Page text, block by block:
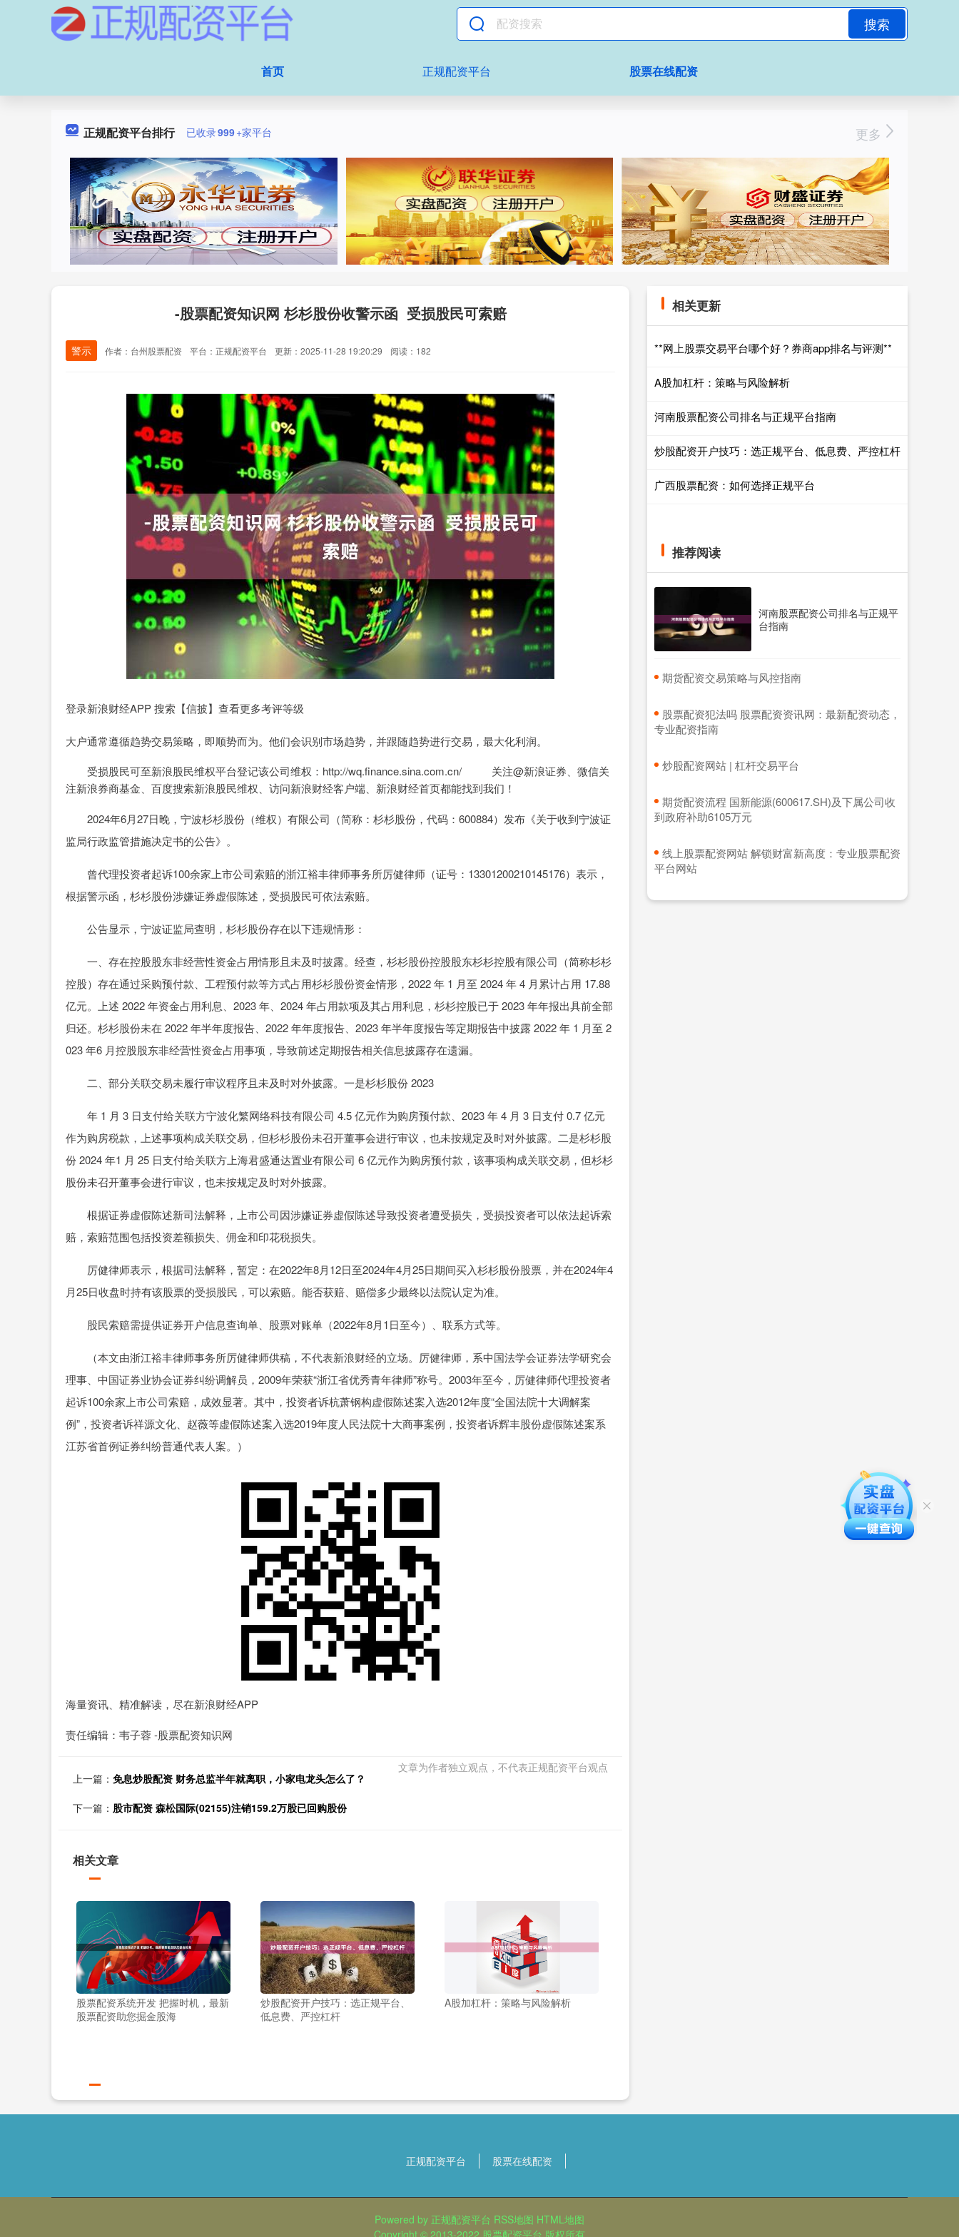
搜索
首页 正规配资平台 股票在线配资
正规配资平台排行 已收录999+家平台 更多
-股票配资知识网 杉杉股份收警示函 受损股民可索赔
警示 作者：台州股票配资 平台：正规配资平台 更新：2025-11-28 19:20:29 阅读：182
登录新浪财经APP 搜索【信披】查看更多考评等级
大户通常遵循趋势交易策略，即顺势而为。他们会识别市场趋势，并跟随趋势进行交易，最大化利润。
受损股民可至新浪股民维权平台登记该公司维权：http://wq.finance.sina.com.cn/ 关注@新浪证券、微信关
注新浪券商基金、百度搜索新浪股民维权、访问新浪财经客户端、新浪财经首页都能找到我们！
2024年6月27日晚，宁波杉杉股份（维权）有限公司（简称：杉杉股份，代码：600884）发布《关于收到宁波证
监局行政监管措施决定书的公告》。
曾代理投资者起诉100余家上市公司索赔的浙江裕丰律师事务所厉健律师（证号：13301200210145176）表示，
根据警示函，杉杉股份涉嫌证券虚假陈述，受损股民可依法索赔。
公告显示，宁波证监局查明，杉杉股份存在以下违规情形：
一、存在控股股东非经营性资金占用情形且未及时披露。经查，杉杉股份控股股东杉杉控股有限公司（简称杉杉
控股）存在通过采购预付款、工程预付款等方式占用杉杉股份资金情形，2022 年 1 月至 2024 年 4 月累计占用 17.88
亿元。上述 2022 年资金占用利息、2023 年、2024 年占用款项及其占用利息，杉杉控股已于 2023 年年报出具前全部
归还。杉杉股份未在 2022 年半年度报告、2022 年年度报告、2023 年半年度报告等定期报告中披露 2022 年 1 月至 2
023 年6 月控股股东非经营性资金占用事项，导致前述定期报告相关信息披露存在遗漏。
二、部分关联交易未履行审议程序且未及时对外披露。一是杉杉股份 2023
年 1 月 3 日支付给关联方宁波化繁网络科技有限公司 4.5 亿元作为购房预付款、2023 年 4 月 3 日支付 0.7 亿元
作为购房税款，上述事项构成关联交易，但杉杉股份未召开董事会进行审议，也未按规定及时对外披露。二是杉杉股
份 2024 年1 月 25 日支付给关联方上海君盛通达置业有限公司 6 亿元作为购房预付款，该事项构成关联交易，但杉杉
股份未召开董事会进行审议，也未按规定及时对外披露。
根据证券虚假陈述新司法解释，上市公司因涉嫌证券虚假陈述导致投资者遭受损失，受损投资者可以依法起诉索
赔，索赔范围包括投资差额损失、佣金和印花税损失。
厉健律师表示，根据司法解释，暂定：在2022年8月12日至2024年4月25日期间买入杉杉股份股票，并在2024年4
月25日收盘时持有该股票的受损股民，可以索赔。能否获赔、赔偿多少最终以法院认定为准。
股民索赔需提供证券开户信息查询单、股票对账单（2022年8月1日至今）、联系方式等。
（本文由浙江裕丰律师事务所厉健律师供稿，不代表新浪财经的立场。厉健律师，系中国法学会证券法学研究会
理事、中国证券业协会证券纠纷调解员，2009年荣获“浙江省优秀青年律师”称号。2003年至今，厉健律师代理投资者
起诉100余家上市公司索赔，成效显著。其中，投资者诉杭萧钢构虚假陈述案入选2012年度“全国法院十大调解案
例”，投资者诉祥源文化、赵薇等虚假陈述案入选2019年度人民法院十大商事案例，投资者诉辉丰股份虚假陈述案系
江苏省首例证券纠纷普通代表人案。）
海量资讯、精准解读，尽在新浪财经APP
责任编辑：韦子蓉 -股票配资知识网
文章为作者独立观点，不代表正规配资平台观点
上一篇： 免息炒股配资 财务总监半年就离职，小家电龙头怎么了？
下一篇： 股市配资 森松国际(02155)注销159.2万股已回购股份
相关文章
股票配资系统开发 把握时机，最新
股票配资助您掘金股海
炒股配资开户技巧：选正规平台、
低息费、严控杠杆
A股加杠杆：策略与风险解析
相关更新
**网上股票交易平台哪个好？券商app排名与评测**
A股加杠杆：策略与风险解析
河南股票配资公司排名与正规平台指南
炒股配资开户技巧：选正规平台、低息费、严控杠杆
广西股票配资：如何选择正规平台
推荐阅读
河南股票配资公司排名与正规平
台指南
​期货配资交易策略与风控指南
​股票配资犯法吗 股票配资资讯网：最新配资动态，
专业配资指南
​炒股配资网站 | 杠杆交易平台
​期货配资流程 国新能源(600617.SH)及下属公司收
到政府补助6105万元
​线上股票配资网站 解锁财富新高度：专业股票配资
平台网站
正规配资平台 股票在线配资
Powered by 正规配资平台 RSS地图 HTML地图
Copyright © 2013-2022 股票配资平台 版权所有